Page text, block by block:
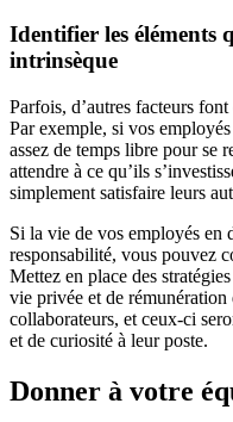
Identifier les
intrinsèque
Parfois, d’autres facteurs
Par exemple, si vos
assez de temps libre pour se
attendre à ce qu’ils
simplement satisfaire leurs
Si la vie de vos employés en
responsabilité, vous pouvez
Mettez en place des
vie privée et de
collaborateurs, et ceux-ci
et de curiosité à leur poste.
Donner à votre